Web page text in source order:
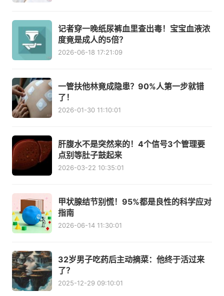
记者穿一晚纸尿裤血里查出毒！宝宝血液浓
度竟是成人的5倍？
2026-06-18 17:21:09
一管扶他林竟成隐患？90%人第一步就错
了！
2026-01-30 11:10:01
肝腹水不是突然来的！4个信号3个管理要
点别等肚子鼓起来
2026-03-22 10:35:01
甲状腺结节别慌！95%都是良性的科学应对
指南
2026-06-14 11:30:01
32岁男子吃药后主动摘菜：他终于活过来
了？
2025-12-29 09:10:01